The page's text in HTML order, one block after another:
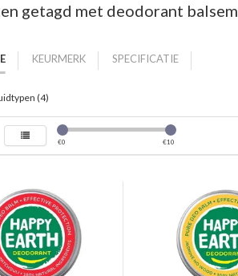
getagd met deodorant balsem
KEURMERK SPECIFICATIE
(4)
€0 €10